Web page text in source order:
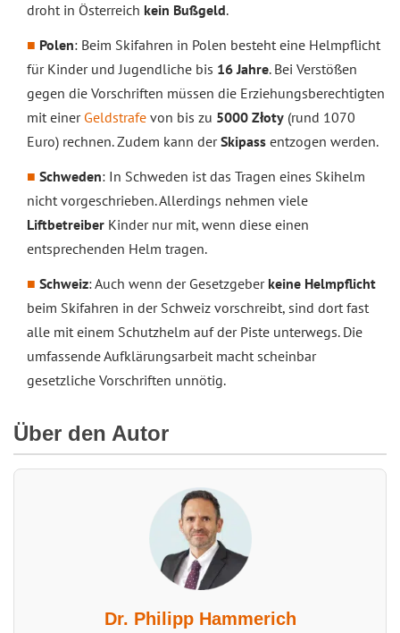
droht in Österreich kein Bußgeld.
Polen: Beim Skifahren in Polen besteht eine Helmpflicht
für Kinder und Jugendliche bis 16 Jahre. Bei Verstößen
gegen die Vorschriften müssen die Erziehungsberechtigten
mit einer Geldstrafe von bis zu 5000 Złoty (rund 1070
Euro) rechnen. Zudem kann derSkipass entzogen werden.
Schweden: In Schweden ist das Tragen eines Skihelm
nicht vorgeschrieben. Allerdings nehmen viele
Liftbetreiber Kinder nur mit, wenn diese einen
entsprechenden Helm tragen.
Schweiz: Auch wenn der Gesetzgeber keine Helmpflicht
beim Skifahren in der Schweiz vorschreibt, sind dort fast
alle mit einem Schutzhelm auf der Piste unterwegs. Die
umfassende Aufklärungsarbeit macht scheinbar
gesetzliche Vorschriften unnötig.
Über den Autor
Dr. Philipp Hammerich